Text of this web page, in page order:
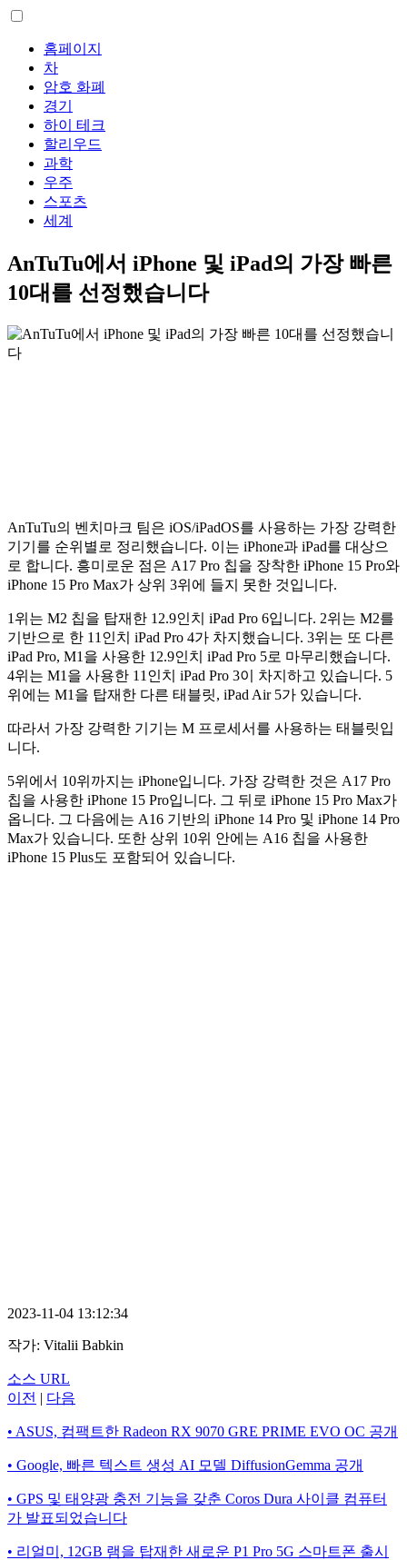
홈페이지
차
암호 화폐
경기
하이 테크
할리우드
과학
우주
스포츠
세계
AnTuTu에서 iPhone 및 iPad의 가장 빠른
10대를 선정했습니다
AnTuTu의 벤치마크 팀은 iOS/iPadOS를 사용하는 가장 강력한
기기를 순위별로 정리했습니다. 이는 iPhone과 iPad를 대상으
로 합니다. 흥미로운 점은 A17 Pro 칩을 장착한 iPhone 15 Pro와
iPhone 15 Pro Max가 상위 3위에 들지 못한 것입니다.
1위는 M2 칩을 탑재한 12.9인치 iPad Pro 6입니다. 2위는 M2를
기반으로 한 11인치 iPad Pro 4가 차지했습니다. 3위는 또 다른
iPad Pro, M1을 사용한 12.9인치 iPad Pro 5로 마무리했습니다.
4위는 M1을 사용한 11인치 iPad Pro 3이 차지하고 있습니다. 5
위에는 M1을 탑재한 다른 태블릿, iPad Air 5가 있습니다.
따라서 가장 강력한 기기는 M 프로세서를 사용하는 태블릿입
니다.
5위에서 10위까지는 iPhone입니다. 가장 강력한 것은 A17 Pro
칩을 사용한 iPhone 15 Pro입니다. 그 뒤로 iPhone 15 Pro Max가
옵니다. 그 다음에는 A16 기반의 iPhone 14 Pro 및 iPhone 14 Pro
Max가 있습니다. 또한 상위 10위 안에는 A16 칩을 사용한
iPhone 15 Plus도 포함되어 있습니다.
2023-11-04 13:12:34
작가: Vitalii Babkin
소스 URL
이전 | 다음
• ASUS, 컴팩트한 Radeon RX 9070 GRE PRIME EVO OC 공개
• Google, 빠른 텍스트 생성 AI 모델 DiffusionGemma 공개
• GPS 및 태양광 충전 기능을 갖춘 Coros Dura 사이클 컴퓨터
가 발표되었습니다
• 리얼미, 12GB 램을 탑재한 새로운 P1 Pro 5G 스마트폰 출시